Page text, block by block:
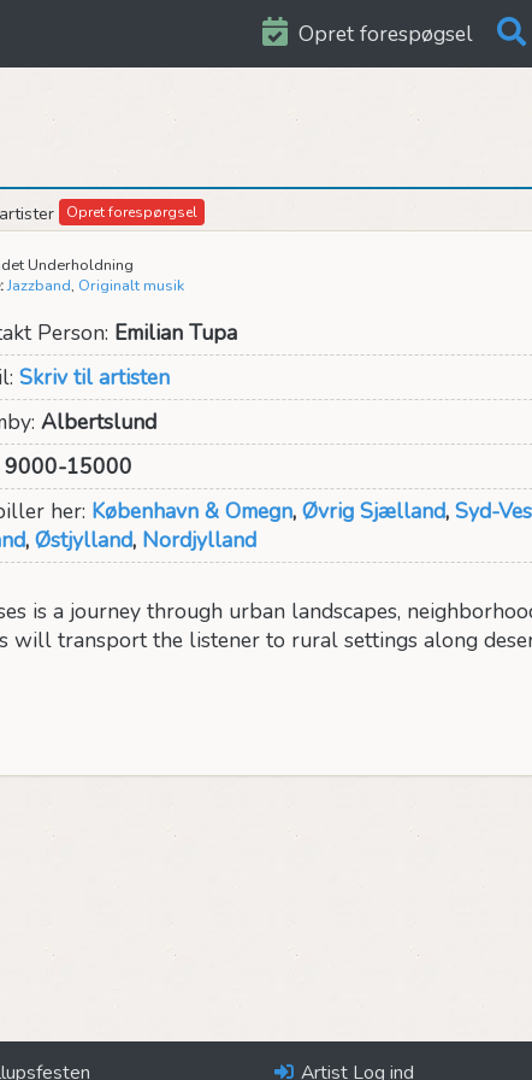
Opret forespøgsel
Opret forespørgsel
Underholdning
Jazzband, Originalt musik
Person: Emilian Tupa
Skriv til artisten
Albertslund
9000-15000
her: København & Omegn,Øvrig Sjælland,Syd-
,Østjylland, Nordjylland
is a journey through urban landscapes,
will transport the listener to rural settings along
Artist Log ind